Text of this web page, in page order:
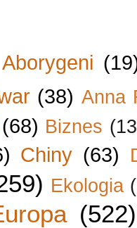
Aborygeni
(38) Anna
(68) Biznes
Chiny (63)
Ekologia
(522)